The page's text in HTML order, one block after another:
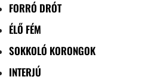
FORRÓ DRÓT
ÉLŐ FÉM
SOKKOLÓ KORONGOK
INTERJÚ